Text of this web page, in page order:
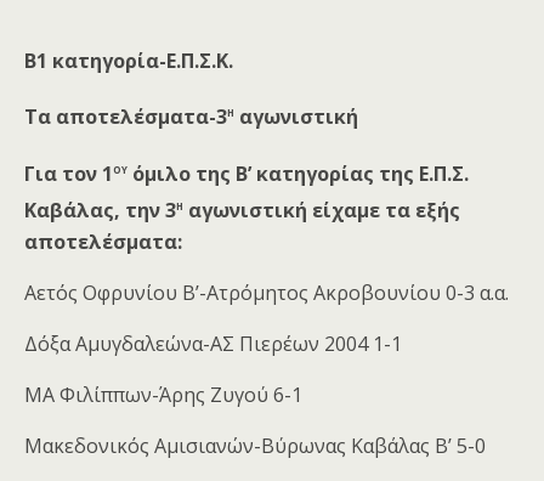
Β1 κατηγορία-Ε.Π.Σ.Κ.
Τα αποτελέσματα-3η αγωνιστική
Για τον 1ου όμιλο της Β’ κατηγορίας της Ε.Π.Σ.
Καβάλας, την 3η αγωνιστική είχαμε τα εξής
αποτελέσματα:
Αετός Οφρυνίου Β’-Ατρόμητος Ακροβουνίου 0-3 α.α.
Δόξα Αμυγδαλεώνα-ΑΣ Πιερέων 2004 1-1
ΜΑ Φιλίππων-Άρης Ζυγού 6-1
Μακεδονικός Αμισιανών-Βύρωνας Καβάλας Β’ 5-0